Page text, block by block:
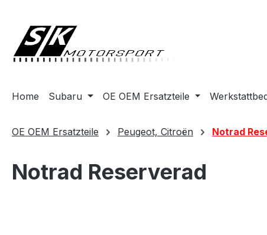
Home Subaru OE OEM Ersatzteile
OE OEM Ersatzteile Peugeot, Citroën Notrad
Notrad Reserverad